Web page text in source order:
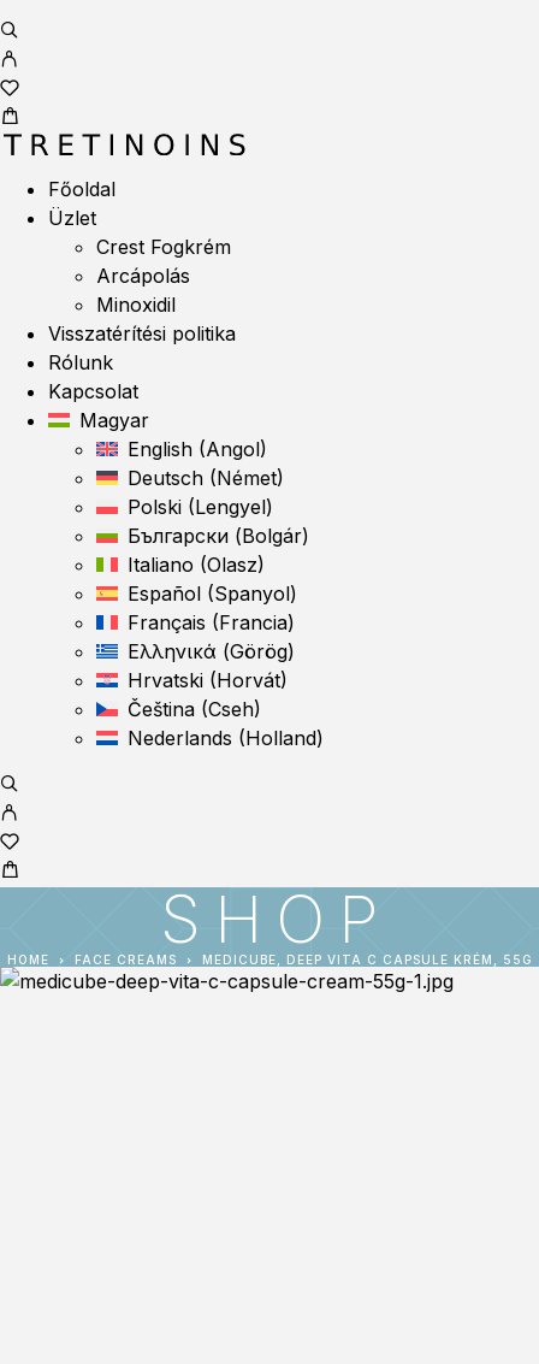
Főoldal
Üzlet
Crest Fogkrém
Arcápolás
Minoxidil
Visszatérítési politika
Rólunk
Kapcsolat
Magyar
English (Angol)
Deutsch (Német)
Polski (Lengyel)
Български (Bolgár)
Italiano (Olasz)
Español (Spanyol)
Français (Francia)
Ελληνικά (Görög)
Hrvatski (Horvát)
Čeština (Cseh)
Nederlands (Holland)
SHOP
HOME FACE CREAMS MEDICUBE, DEEP VITA C CAPSULE KRÉM, 55G